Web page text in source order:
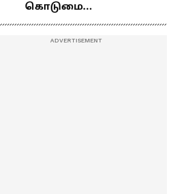
இஸ்லாமியர்கள்!
அரோகரா கோஷம்!
பிடித்து இழுத்த
கொடுமை
பண்ணிட்டோம்